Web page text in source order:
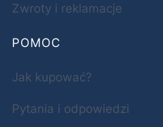
Zwroty i reklamacje
POMOC
Jak kupować?
Pytania i odpowiedzi